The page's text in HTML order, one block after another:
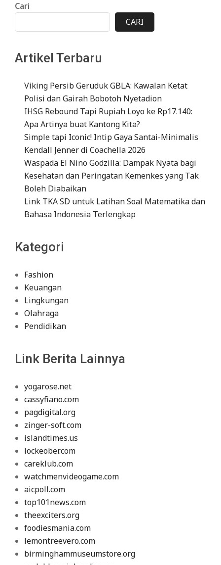
Cari
CARI
Artikel Terbaru
Viking Persib Geruduk GBLA: Kawalan Ketat
Polisi dan Gairah Bobotoh Nyetadion
IHSG Rebound Tapi Rupiah Loyo ke Rp17.140:
Apa Artinya buat Kantong Kita?
Simple tapi Iconic! Intip Gaya Santai-Minimalis
Kendall Jenner di Coachella 2026
Waspada El Nino Godzilla: Dampak Nyata bagi
Kesehatan dan Peringatan Kemenkes yang Tak
Boleh Diabaikan
Link TKA SD untuk Latihan Soal Matematika dan
Bahasa Indonesia Terlengkap
Kategori
Fashion
Keuangan
Lingkungan
Olahraga
Pendidikan
Link Berita Lainnya
yogarose.net
cassyfiano.com
pagdigital.org
zinger-soft.com
islandtimes.us
lockeober.com
careklub.com
watchmenvideogame.com
aicpoll.com
top101news.com
theexciters.org
foodiesmania.com
lemontreevero.com
birminghammuseumstore.org